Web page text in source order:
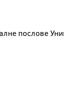
послове